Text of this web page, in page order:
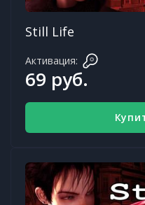
Still Life
Активация:
69 руб.